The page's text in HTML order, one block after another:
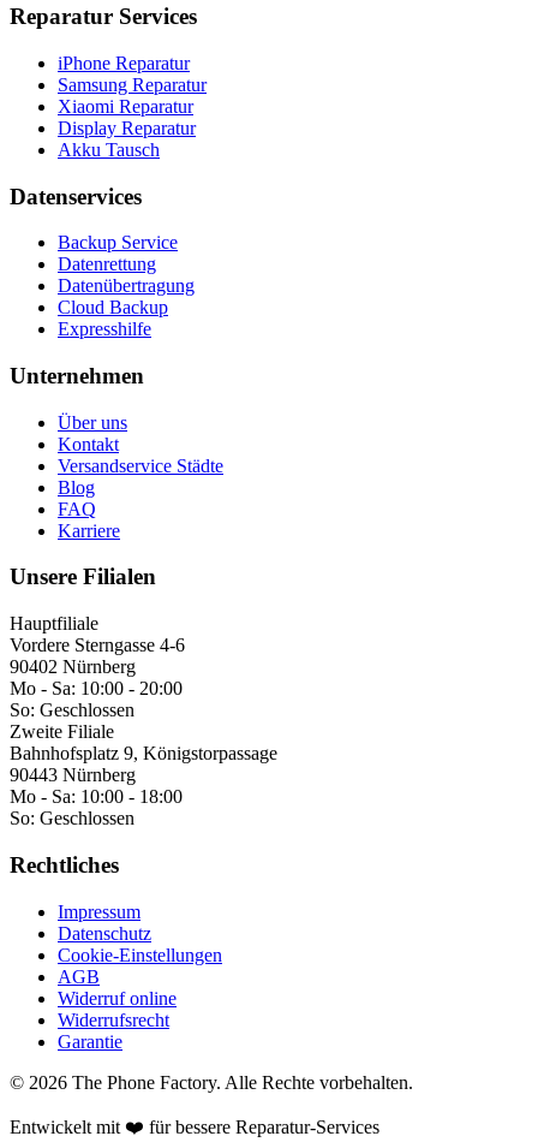
Reparatur Services
iPhone Reparatur
Samsung Reparatur
Xiaomi Reparatur
Display Reparatur
Akku Tausch
Datenservices
Backup Service
Datenrettung
Datenübertragung
Cloud Backup
Expresshilfe
Unternehmen
Über uns
Kontakt
Versandservice Städte
Blog
FAQ
Karriere
Unsere Filialen
Hauptfiliale
Vordere Sterngasse 4-6
90402 Nürnberg
Mo - Sa: 10:00 - 20:00
So: Geschlossen
Zweite Filiale
Bahnhofsplatz 9, Königstorpassage
90443 Nürnberg
Mo - Sa: 10:00 - 18:00
So: Geschlossen
Rechtliches
Impressum
Datenschutz
Cookie-Einstellungen
AGB
Widerruf online
Widerrufsrecht
Garantie
© 2026 The Phone Factory. Alle Rechte vorbehalten.
Entwickelt mit ❤️ für bessere Reparatur-Services